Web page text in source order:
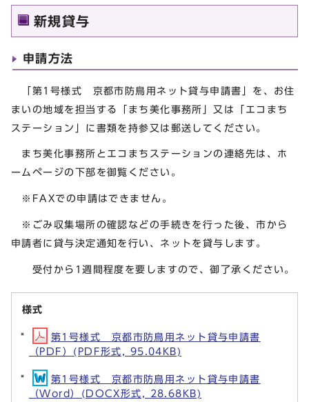
新規貸与
申請方法
「第1号様式 京都市防鳥用ネット貸与申請書」を、お住
まいの地域を担当する「まち美化事務所」又は「エコまち
ステーション」に書類を持参又は郵送してください。
まち美化事務所とエコまちステーションの連絡先は、ホ
ームページの下部を御覧ください。
※FAXでの申請はできません。
※ごみ収集場所の確認などの手続きを行った後、市から
申請者に貸与決定通知を行い、ネットを貸与します。
受付から1週間程度を要しますので、御了承ください。
様式
第1号様式 京都市防鳥用ネット貸与申請書
（PDF）(PDF形式, 95.04KB)
第1号様式 京都市防鳥用ネット貸与申請書
（Word）(DOCX形式, 28.68KB)